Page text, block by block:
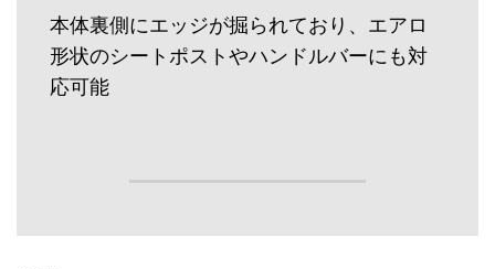
本体裏側にエッジが掘られており、エアロ
形状のシートポストやハンドルバーにも対
応可能